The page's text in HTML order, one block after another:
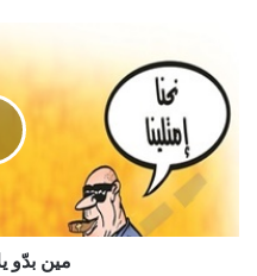
مين بدّو